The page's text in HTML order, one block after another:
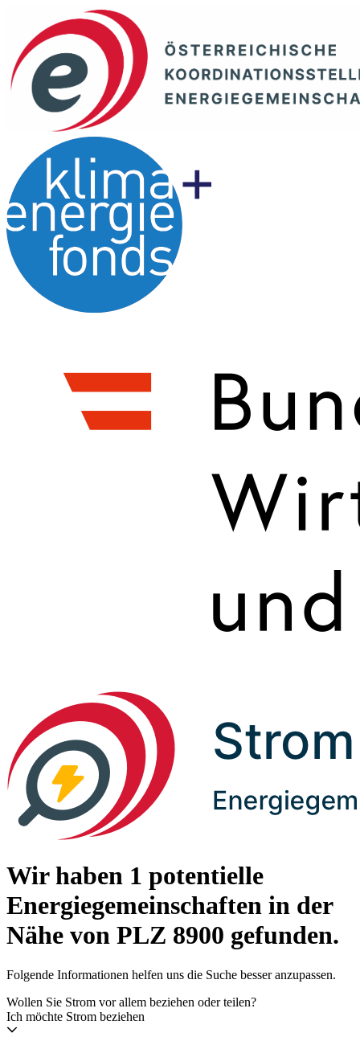
Wir haben 1 potentielle
Energiegemeinschaften in der
Nähe von PLZ 8900 gefunden.
Folgende Informationen helfen uns die Suche besser anzupassen.
Wollen Sie Strom vor allem beziehen oder teilen?
Ich möchte Strom beziehen